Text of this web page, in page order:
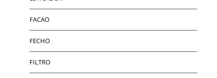
FACAO
FECHO
FILTRO